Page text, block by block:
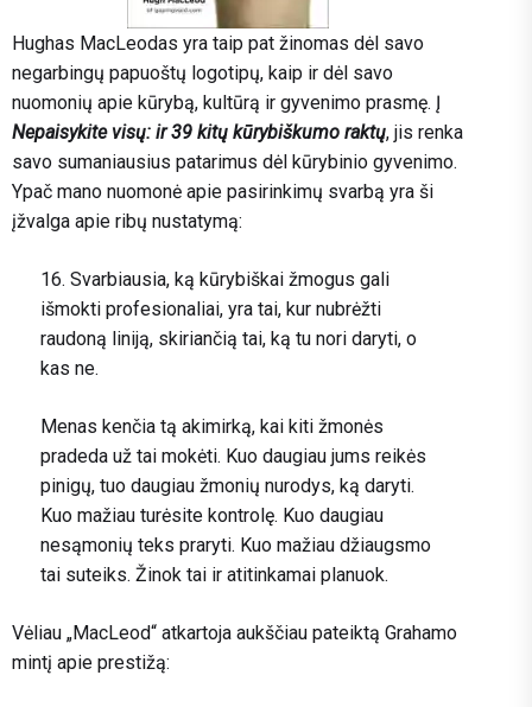
Hughas MacLeodas yra taip pat žinomas dėl savo
negarbingų papuoštų logotipų, kaip ir dėl savo
nuomonių apie kūrybą, kultūrą ir gyvenimo prasmę. Į
Nepaisykite visų: ir 39 kitų kūrybiškumo raktų, jis renka
savo sumaniausius patarimus dėl kūrybinio gyvenimo.
Ypač mano nuomonė apie pasirinkimų svarbą yra ši
įžvalga apie ribų nustatymą:
16. Svarbiausia, ką kūrybiškai žmogus gali
išmokti profesionaliai, yra tai, kur nubrėžti
raudoną liniją, skiriančią tai, ką tu nori daryti, o
kas ne.
Menas kenčia tą akimirką, kai kiti žmonės
pradeda už tai mokėti. Kuo daugiau jums reikės
pinigų, tuo daugiau žmonių nurodys, ką daryti.
Kuo mažiau turėsite kontrolę. Kuo daugiau
nesąmonių teks praryti. Kuo mažiau džiaugsmo
tai suteiks. Žinok tai ir atitinkamai planuok.
Vėliau „MacLeod“ atkartoja aukščiau pateiktą Grahamo
mintį apie prestižą: